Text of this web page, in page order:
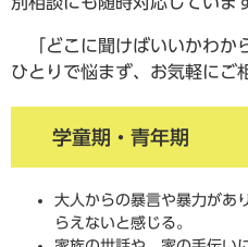
「どこに聞けばいいかわか
ひとりで悩まず、お気軽にご
学童期・青年期
大人からの暴言や暴力があ
らえないと感じる。